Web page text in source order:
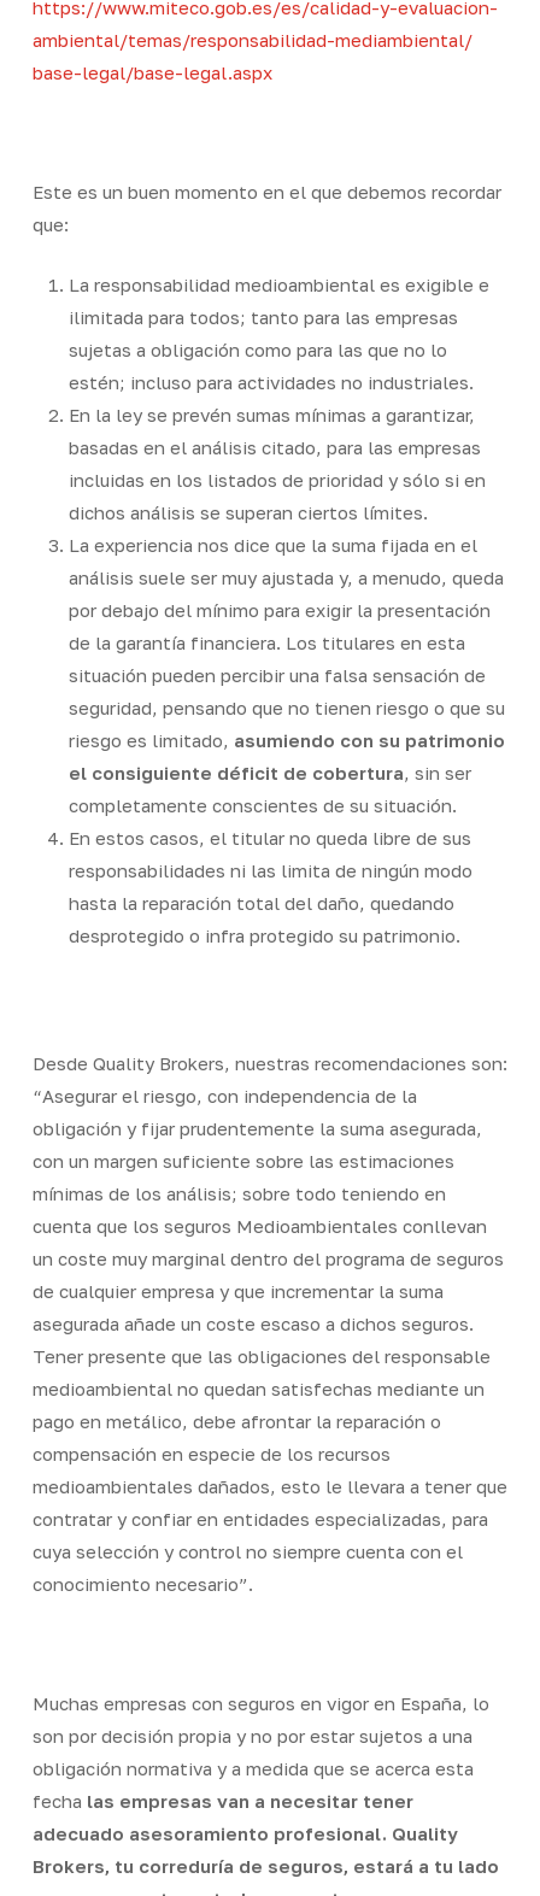
https://www.miteco.gob.es/es/calidad-y-evaluacion-
ambiental/temas/responsabilidad-mediambiental/
base-legal/base-legal.aspx
Este es un buen momento en el que debemos recordar
que:
La responsabilidad medioambiental es exigible e
ilimitada para todos; tanto para las empresas
sujetas a obligación como para las que no lo
estén; incluso para actividades no industriales.
En la ley se prevén sumas mínimas a garantizar,
basadas en el análisis citado, para las empresas
incluidas en los listados de prioridad y sólo si en
dichos análisis se superan ciertos límites.
La experiencia nos dice que la suma fijada en el
análisis suele ser muy ajustada y, a menudo, queda
por debajo del mínimo para exigir la presentación
de la garantía financiera. Los titulares en esta
situación pueden percibir una falsa sensación de
seguridad, pensando que no tienen riesgo o que su
riesgo es limitado, asumiendo con su patrimonio
el consiguiente déficit de cobertura , sin ser
completamente conscientes de su situación.
En estos casos, el titular no queda libre de sus
responsabilidades ni las limita de ningún modo
hasta la reparación total del daño, quedando
desprotegido o infra protegido su patrimonio.
Desde Quality Brokers, nuestras recomendaciones son:
“Asegurar el riesgo, con independencia de la
obligación y fijar prudentemente la suma asegurada,
con un margen suficiente sobre las estimaciones
mínimas de los análisis; sobre todo teniendo en
cuenta que los seguros Medioambientales conllevan
un coste muy marginal dentro del programa de seguros
de cualquier empresa y que incrementar la suma
asegurada añade un coste escaso a dichos seguros.
Tener presente que las obligaciones del responsable
medioambiental no quedan satisfechas mediante un
pago en metálico, debe afrontar la reparación o
compensación en especie de los recursos
medioambientales dañados, esto le llevara a tener que
contratar y confiar en entidades especializadas, para
cuya selección y control no siempre cuenta con el
conocimiento necesario”.
Muchas empresas con seguros en vigor en España, lo
son por decisión propia y no por estar sujetos a una
obligación normativa y a medida que se acerca esta
fecha las empresas van a necesitar tener
adecuado asesoramiento profesional. Quality
Brokers, tu correduría de seguros, estará a tu lado